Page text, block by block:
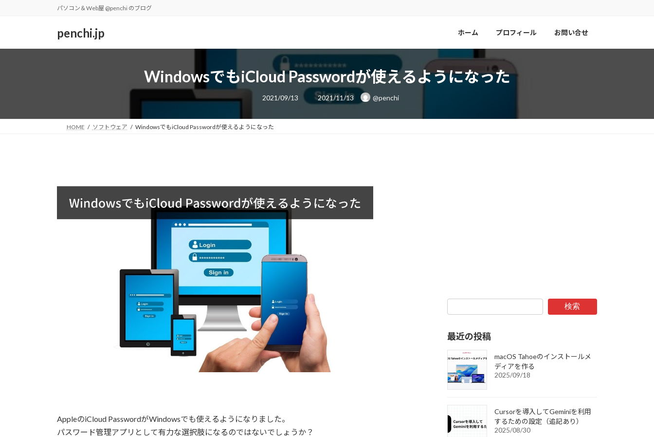
パソコン＆Web屋 @penchi のブログ
penchi.jp ホーム プロフィール お問い合せ
WindowsでもiCloud Passwordが使えるようになった
2021/09/13
最
終
日
2021/11/13 @penchi
HOME ソフトウェア WindowsでもiCloud Passwordが使えるようになった
AppleのiCloud PasswordがWindowsでも使えるようになりました。
パスワード管理アプリとして有力な選択肢になるのではないでしょうか？
検索
最近の投稿
macOS Tahoeのインストールメ
ディアを作る
2025/09/18
Cursorを導入してGeminiを利用
するための設定（追記あり）
2025/08/30